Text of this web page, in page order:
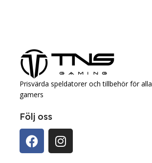
Prisvärda speldatorer och tillbehör för alla
gamers
Följ oss